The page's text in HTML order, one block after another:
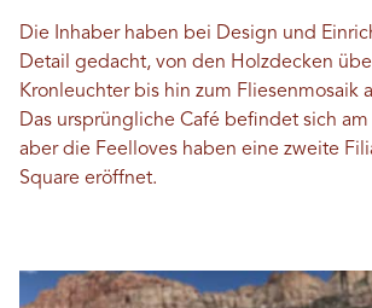
Die Inhaber haben bei Design und
Detail gedacht, von den Holzdecken
Kronleuchter bis hin zum Fliesenmosaik
Das ursprüngliche Café befindet sich
aber die Feelloves haben eine zweite
Square eröffnet.